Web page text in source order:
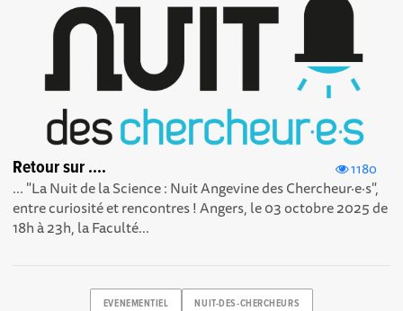
1180
Retour sur ....
... "La Nuit de la Science : Nuit Angevine des Chercheur·e·s",
entre curiosité et rencontres ! Angers, le 03 octobre 2025 de
18h à 23h, la Faculté...
EVENEMENTIEL NUIT-DES-CHERCHEURS